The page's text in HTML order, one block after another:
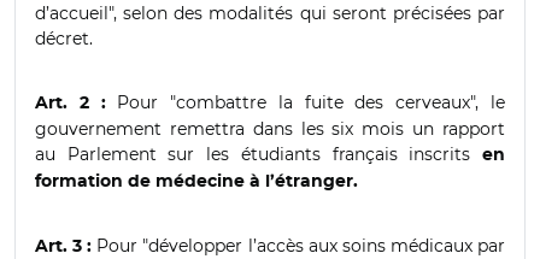
d’accueil", selon des modalités qui seront précisées par
décret.
Art. 2 :Pour "combattre la fuite des cerveaux", le
gouvernement remettra dans les six mois un rapport
au Parlement sur les étudiants français inscrits
en
formation de médecine à l’étranger.
Art. 3 : Pour "développer l’accès aux soins médicaux par